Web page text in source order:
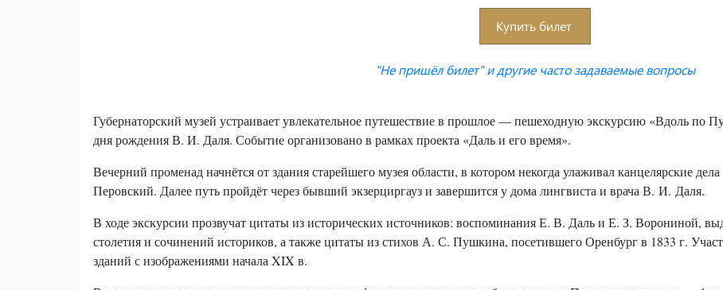
Пешеходная экскурсия по историческому центру Оренбурга, посвящённая В. И. Далю и его эпохе
Купить билет
"Не пришёл билет" и другие часто задаваемые вопросы
Губернаторский музей устраивает увлекательное путешествие в прошлое — пешеходную экскурсию «Вдоль по
дня рождения В. И. Даля. Событие организовано в рамках проекта «Даль и его время».
Вечерний променад начнётся от здания старейшего музея области, в котором некогда улаживал канцелярские
Перовский. Далее путь пройдёт через бывший экзерциргауз и завершится у дома лингвиста и врача В. И. Даля.
В ходе экскурсии прозвучат цитаты из исторических источников: воспоминания Е. В. Даль и Е. З. Ворониной,
столетия и сочинений историков, а также цитаты из стихов А. С. Пушкина, посетившего Оренбург в 1833 г.
зданий с изображениями начала XIX в.